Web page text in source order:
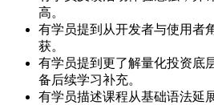
高。
有学员提到从开发者与使用者
获。
有学员提到更了解量化投资底
备后续学习补充。
有学员描述课程从基础语法延